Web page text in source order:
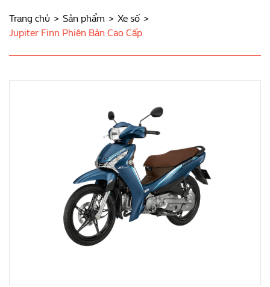
Trang chủ Sản phẩm
Xe số
Jupiter Finn Phiên Bản Cao Cấp